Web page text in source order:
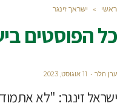
ראשי » ישראך זינגר
כל הפוסטים ב
ערן הלר 11 אוגוסט, 2023
ישראל זינגר: "לא